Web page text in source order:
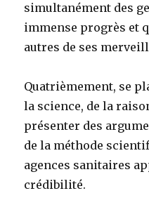
simultanément des
immense progrès et
autres de ses
Quatrièmement, se
la science, de la
présenter des
de la méthode
agences sanitaires
crédibilité.